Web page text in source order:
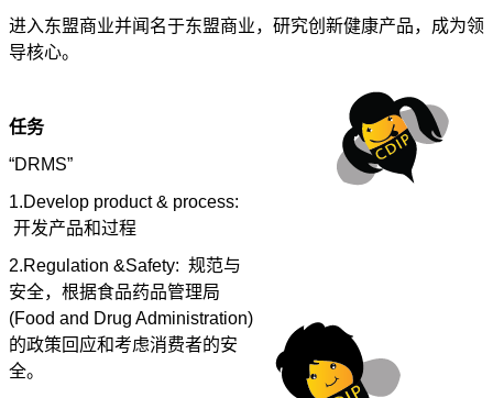
进入东盟商业并闻名于东盟商业，研究创新健康产品，成为领
导核心。
任务
“DRMS”
1.Develop product & process:
开发产品和过程
2.Regulation &Safety: 规范与
安全，根据食品药品管理局
(Food and Drug Administration)
的政策回应和考虑消费者的安
全。